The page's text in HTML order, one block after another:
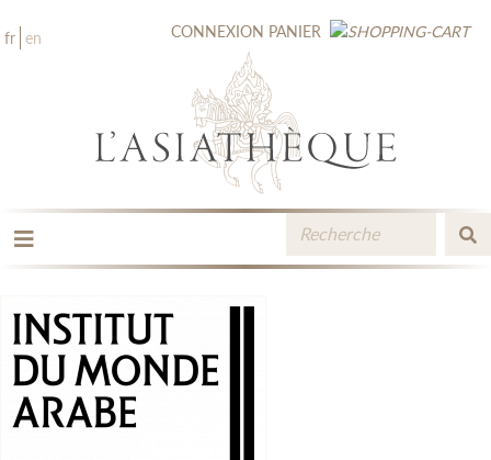
fr en CONNEXION PANIER
LES ÉDITIONS
CATALOGUE
MÉDIATHÈQUE
NOUVEAUTÉS / À PARAÎTRE
CONTACT